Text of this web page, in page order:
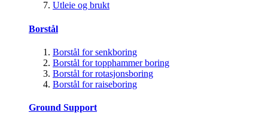
Utleie og brukt
Borstål
Borstål for senkboring
Borstål for topphammer boring
Borstål for rotasjonsboring
Borstål for raiseboring
Ground Support